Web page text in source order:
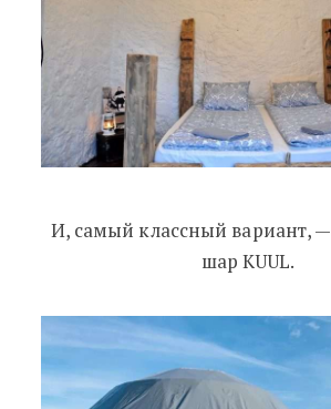
И, самый классный вариант,—
шар KUUL.